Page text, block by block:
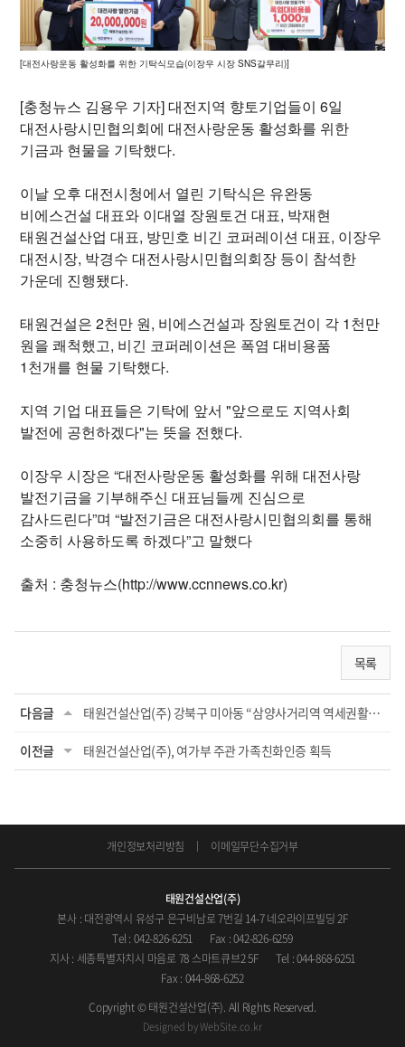
[대전사랑운동 활성화를 위한 기탁식모습(이장우 시장 SNS갈무리)]
[충청뉴스 김용우 기자] 대전지역 향토기업들이 6일
대전사랑시민협의회에 대전사랑운동 활성화를 위한
기금과 현물을 기탁했다.
이날 오후 대전시청에서 열린 기탁식은 유완동
비에스건설 대표와 이대열 장원토건 대표, 박재현
태원건설산업 대표, 방민호 비긴 코퍼레이션 대표, 이장우
대전시장, 박경수 대전사랑시민협의회장 등이 참석한
가운데 진행됐다.
태원건설은 2천만 원, 비에스건설과 장원토건이 각 1천만
원을 쾌척했고, 비긴 코퍼레이션은 폭염 대비용품
1천개를 현물 기탁했다.
지역 기업 대표들은 기탁에 앞서 "앞으로도 지역사회
발전에 공헌하겠다"는 뜻을 전했다.
이장우 시장은 “대전사랑운동 활성화를 위해 대전사랑
발전기금을 기부해주신 대표님들께 진심으로
감사드린다”며 “발전기금은 대전사랑시민협의회를 통해
소중히 사용하도록 하겠다”고 말했다
출처 : 충청뉴스(http://www.ccnnews.co.kr)
목록
다음글 태원건설산업(주) 강북구 미아동 “삼양사거리역 역세권활성화 주거복합 신축개발사업...
이전글 태원건설산업(주), 여가부 주관 가족친화인증 획득
개인정보처리방침 이메일무단수집거부
태원건설산업(주)
본사 : 대전광역시 유성구 은구비남로 7번길 14-7 네오라이프빌딩 2F
Tel : 042-826-6251
Fax : 042-826-6259
지사 : 세종특별자치시 마음로 78 스마트큐브2 5F
Tel : 044-868-6251
Fax : 044-868-6252
Copyright © 태원건설산업(주). All Rights Reserved.
Designed byWebSite.co.kr